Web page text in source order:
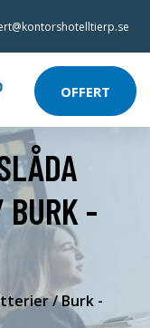
OFFERT
BURK -
/ Burk -